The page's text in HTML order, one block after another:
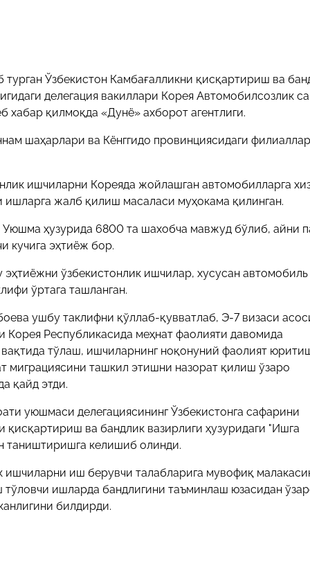
Ўзбекистон Камбағалликни қисқартириш ва
делегация вакиллари Корея Автомобилсозлик
қилмоқда «Дунё» ахборот агентлиги.
шаҳарлари ва Кёнггидо провинциясидаги
ишчиларни Кореяда жойлашган автомобилларга
жалб қилиш масаласи муҳокама қилинган.
ҳузурида 6800 та шахобча мавжуд бўлиб, айни
кучига эҳтиёж бор.
ўзбекистонлик ишчилар, хусусан автомобиль
ўртага ташланган.
ушбу таклифни қўллаб-қувватлаб, Э-7 визаси
Республикасида меҳнат фаолияти давомида
тўлаш, ишчиларнинг ноқонуний фаолият
миграциясини ташкил этишни назорат қилиш ўзаро
қайд этди.
уюшмаси делегациясининг Ўзбекистонга сафарини
ва бандлик вазирлиги ҳузуридаги "Ишга
таништиришга келишиб олинди.
ишчиларни иш берувчи талабларига мувофиқ
ишларда бандлигини таъминлаш юзасидан
билдирди.